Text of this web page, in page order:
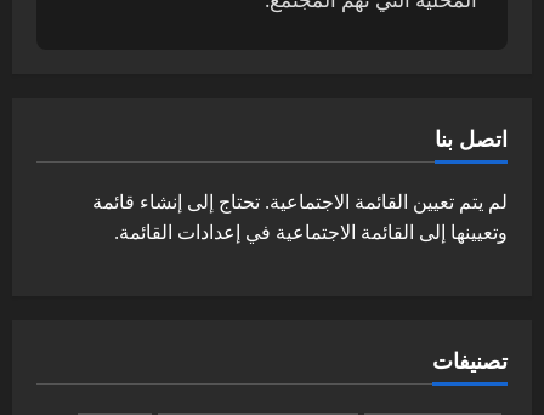
اتصل بنا
لم يتم تعيين القائمة الاجتماعية. تحتاج إلى إنشاء قائمة
وتعيينها إلى القائمة الاجتماعية في إعدادات القائمة.
تصنيفات